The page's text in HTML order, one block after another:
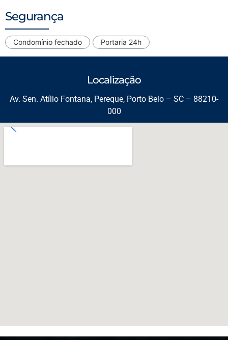
Segurança
Condomínio fechado Portaria 24h
Localização
Av. Sen. Atílio Fontana, Pereque, Porto Belo – SC – 88210-
000